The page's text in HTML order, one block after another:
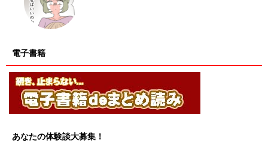
電子書籍
あなたの体験談大募集！